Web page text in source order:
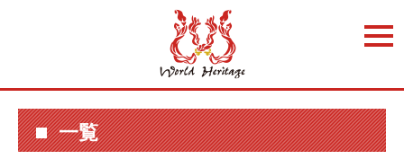
t
o
l
n
a
v
i
一覧